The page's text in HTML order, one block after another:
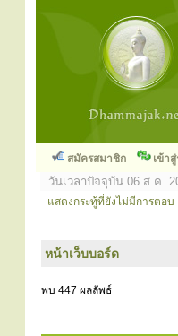
สมัครสมาชิก เข้า
วันเวลาปัจจุบัน 06 ส.ค.
แสดงกระทู้ที่ยังไม่มีการตอบ
หน้าเว็บบอร์ด
พบ 447 ผลลัพธ์